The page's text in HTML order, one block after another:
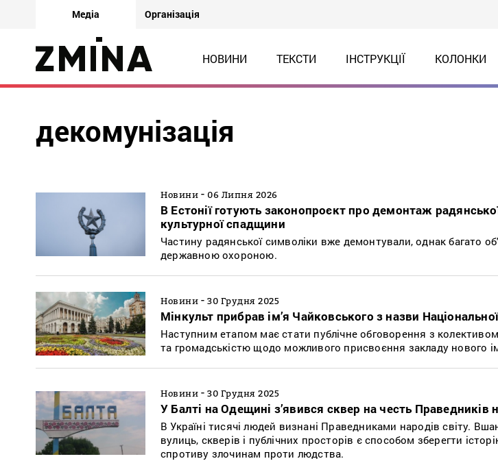
Медіа Організація
НОВИНИ ТЕКСТИ ІНСТРУКЦІЇ КОЛОНКИ
декомунізація
Новини - 06 Липня 2026
В Естонії готують законопроєкт про демонтаж
культурної спадщини
Частину радянської символіки вже демонтували, однак багато
державною охороною.
Новини - 30 Грудня 2025
Мінкульт прибрав ім’я Чайковського з назви
Наступним етапом має стати публічне обговорення з
та громадськістю щодо можливого присвоєння закладу нового
Новини - 30 Грудня 2025
У Балті на Одещині з’явився сквер на честь Праведників
В Україні тисячі людей визнані Праведниками народів світу.
вулиць, скверів і публічних просторів є способом зберегти
спротиву злочинам проти людства.